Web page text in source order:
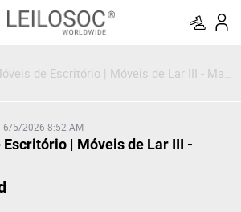
AB03 - Móveis de Escritório | Móveis de Lar III - Maputo
6/5/2026 8:52 AM
| Móveis de Lar III -